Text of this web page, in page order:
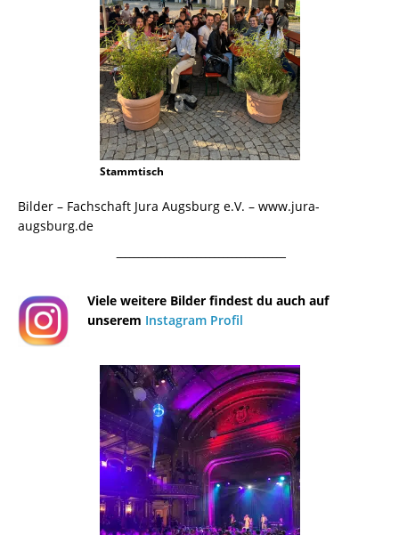
Stammtisch
Bilder – Fachschaft Jura Augsburg e.V. – www.jura-
augsburg.de
¯¯¯¯¯¯¯¯¯¯¯¯¯¯¯¯¯¯¯¯¯¯¯¯¯¯¯¯¯¯¯¯¯¯¯¯¯¯
Viele weitere Bilder findest du auch auf
unserem Instagram Profil